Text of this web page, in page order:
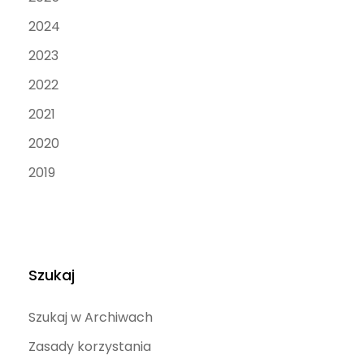
2024
2023
2022
2021
2020
2019
Szukaj
Szukaj w Archiwach
Zasady korzystania